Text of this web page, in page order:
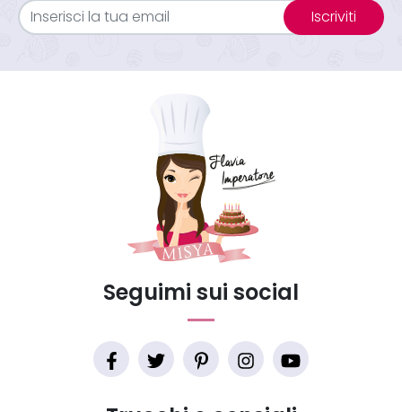
Iscriviti
Seguimi sui social